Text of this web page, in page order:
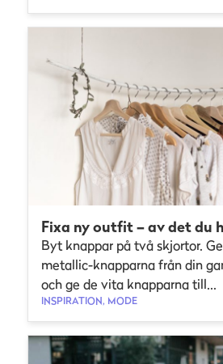
Fixa ny outfit – av det du
Byt knappar på två skjortor.
metallic-knapparna från din
och ge de vita knapparna till...
INSPIRATION, MODE